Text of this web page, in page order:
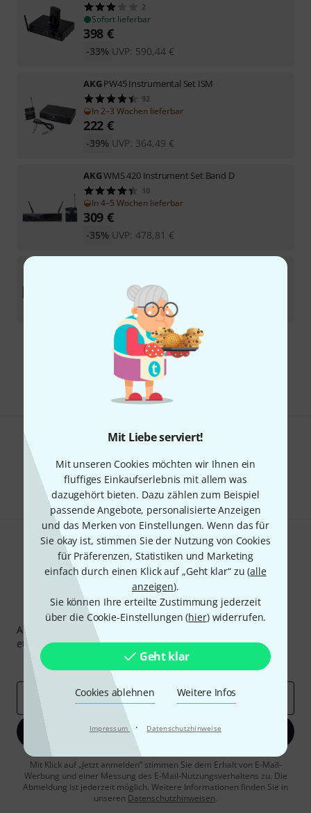
Mit Liebe serviert!
Mit unseren Cookies möchten wir Ihnen ein
fluffiges Einkaufserlebnis mit allem was
dazugehört bieten. Dazu zählen zum Beispiel
passende Angebote, personalisierte Anzeigen
und das Merken von Einstellungen. Wenn das für
Sie okay ist, stimmen Sie der Nutzung von Cookies
für Präferenzen, Statistiken und Marketing
einfach durch einen Klick auf „Geht klar“ zu (alle
anzeigen).
Sie können Ihre erteilte Zustimmung jederzeit
über die Cookie-Einstellungen (hier) widerrufen.
Geht klar
Cookies ablehnen Weitere Infos
Impressum · Datenschutzhinweise
2
Sofort lieferbar
398 €
UVP: 590,44 €
-33%
AKGPW45 Instrumental Set ISM
92
In 2–3 Wochen lieferbar
222 €
UVP: 364,49 €
-39%
AKGWMS 420 Instrument Set Band D
10
In 4–5 Wochen lieferbar
309 €
UVP: 478,81 €
-35%
Sofort lieferbar
Kostenloser Versand ab 29 €
Alle Preise inkl. MwSt.
Teilen Hilfe & Feedback
Thomann Newsletter
Abonniere den Thomann Newsletter und gewinne mit
etwas Glück einen von50 Gutscheinenüber jeweils50€
Inspirierende Beiträge
Deals Thomann Insights
E-Mail-Adresse*
Jetzt anmelden
Mit Klick auf „Jetzt anmelden“ stimmen Sie dem Erhalt von E-Mail-
Werbung und einer Messung des E-Mail-Nutzungsverhaltens zu. Die
Abmeldung ist jederzeit möglich. Weitere Informationen finden Sie in
unseren Datenschutzhinweisen.